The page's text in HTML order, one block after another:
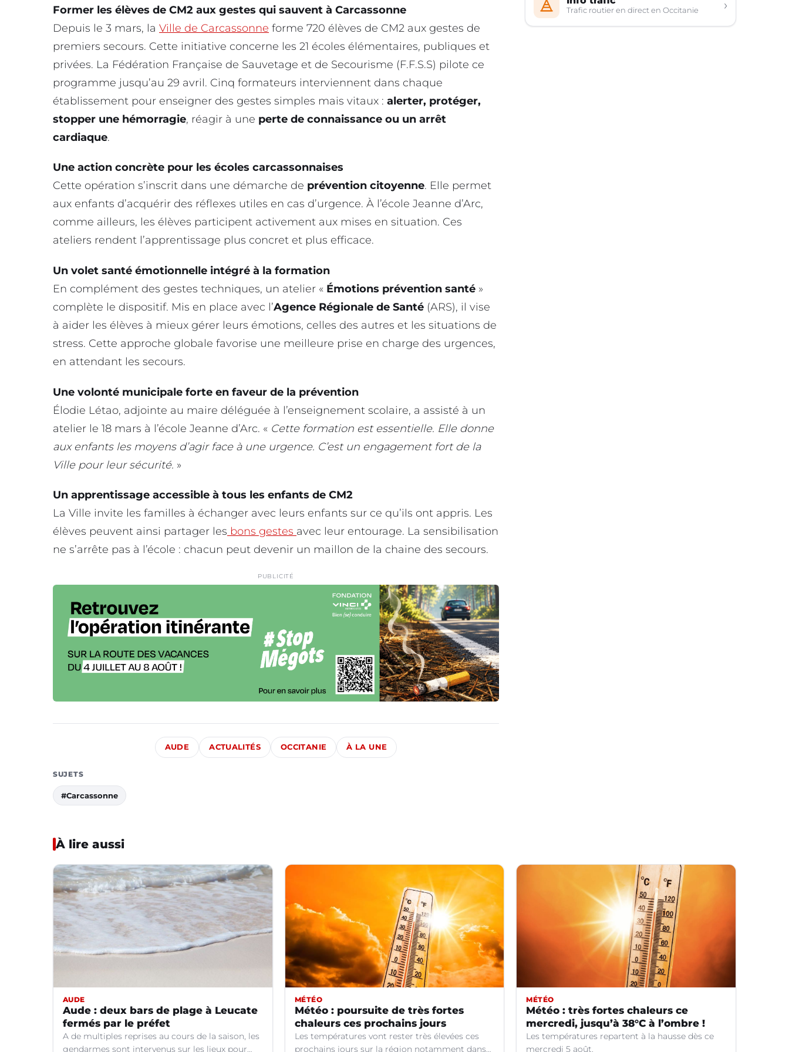
Former les élèves de CM2 aux gestes qui sauvent à Carcassonne
Depuis le 3 mars, la Ville de Carcassonne forme 720 élèves de CM2 aux gestes de
premiers secours. Cette initiative concerne les 21 écoles élémentaires, publiques et
privées. La Fédération Française de Sauvetage et de Secourisme (F.F.S.S) pilote ce
programme jusqu’au 29 avril. Cinq formateurs interviennent dans chaque
établissement pour enseigner des gestes simples mais vitaux : alerter, protéger,
stopper une hémorragie, réagir à une perte de connaissance ou un arrêt
cardiaque.
Une action concrète pour les écoles carcassonnaises
Cette opération s’inscrit dans une démarche de prévention citoyenne. Elle permet
aux enfants d’acquérir des réflexes utiles en cas d’urgence. À l’école Jeanne d’Arc,
comme ailleurs, les élèves participent activement aux mises en situation. Ces
ateliers rendent l’apprentissage plus concret et plus efficace.
Un volet santé émotionnelle intégré à la formation
En complément des gestes techniques, un atelier « Émotions prévention santé »
complète le dispositif. Mis en place avec l’Agence Régionale de Santé (ARS), il vise
à aider les élèves à mieux gérer leurs émotions, celles des autres et les situations de
stress. Cette approche globale favorise une meilleure prise en charge des urgences,
en attendant les secours.
Une volonté municipale forte en faveur de la prévention
Élodie Létao, adjointe au maire déléguée à l’enseignement scolaire, a assisté à un
atelier le 18 mars à l’école Jeanne d’Arc. « Cette formation est essentielle. Elle donne
aux enfants les moyens d’agir face à une urgence. C’est un engagement fort de la
Ville pour leur sécurité. »
Un apprentissage accessible à tous les enfants de CM2
La Ville invite les familles à échanger avec leurs enfants sur ce qu’ils ont appris. Les
élèves peuvent ainsi partager les bons gestes avec leur entourage. La sensibilisation
ne s’arrête pas à l’école : chacun peut devenir un maillon de la chaine des secours.
PUBLICITÉ
AUDE ACTUALITÉS OCCITANIE À LA UNE
SUJETS
#Carcassonne
Trafic routier en direct en Occitanie ›
À lire aussi
AUDE
Aude : deux bars de plage à Leucate
fermés par le préfet
A de multiples reprises au cours de la saison, les
gendarmes sont intervenus sur les lieux pour
MÉTÉO
Météo : poursuite de très fortes
chaleurs ces prochains jours
Les températures vont rester très élevées ces
prochains jours sur la région notamment dans
MÉTÉO
Météo : très fortes chaleurs ce
mercredi, jusqu’à 38°C à l’ombre !
Les températures repartent à la hausse dès ce
mercredi 5 août.